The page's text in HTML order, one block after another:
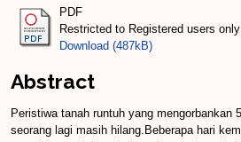
PDF
Restricted to Registered users only
Download (487kB)
Abstract
Peristiwa tanah runtuh yang mengorbankan
seorang lagi masih hilang.Beberapa hari